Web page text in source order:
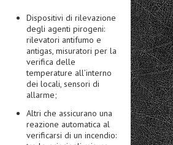
Dispositivi di rilevazione
degli agenti pirogeni:
rilevatori antifumo e
antigas, misuratori per la
verifica delle
temperature all’interno
dei locali, sensori di
allarme;
Altri che assicurano una
reazione automatica al
verificarsi di un incendio: